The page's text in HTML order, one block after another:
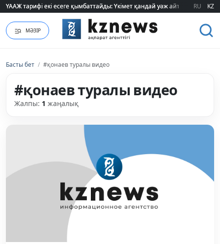
ҮААЖ тарифі екі есеге қымбаттайды: Үкімет қандай уәж айтады?
ҮААЖ тарифі екі есеге қымбаттайды: Үкімет қандай уәж айтады? RU KZ
МӘЗІР
Басты бет / #қонаев туралы видео
#қонаев туралы видео
Жалпы: 1 жаңалық